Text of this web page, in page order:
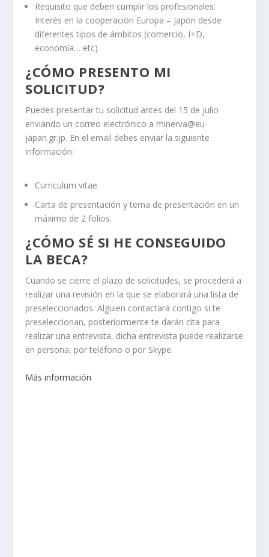
Requisito que deben cumplir los profesionales:
Interés en la cooperación Europa – Japón desde
diferentes tipos de ámbitos (comercio, I+D,
economía… etc)
¿CÓMO PRESENTO MI
SOLICITUD?
Puedes presentar tu solicitud antes del 15 de julio
enviando un correo electrónico a minerva@eu-
japan.gr.jp. En el email debes enviar la siguiente
información:
Curriculum vitae
Carta de presentación y tema de presentación en un
máximo de 2 folios.
¿CÓMO SÉ SI HE CONSEGUIDO
LA BECA?
Cuando se cierre el plazo de solicitudes, se procederá a
realizar una revisión en la que se elaborará una lista de
preseleccionados. Alguien contactará contigo si te
preseleccionan, posteriormente te darán cita para
realizar una entrevista, dicha entrevista puede realizarse
en persona, por teléfono o por Skype.
Más información